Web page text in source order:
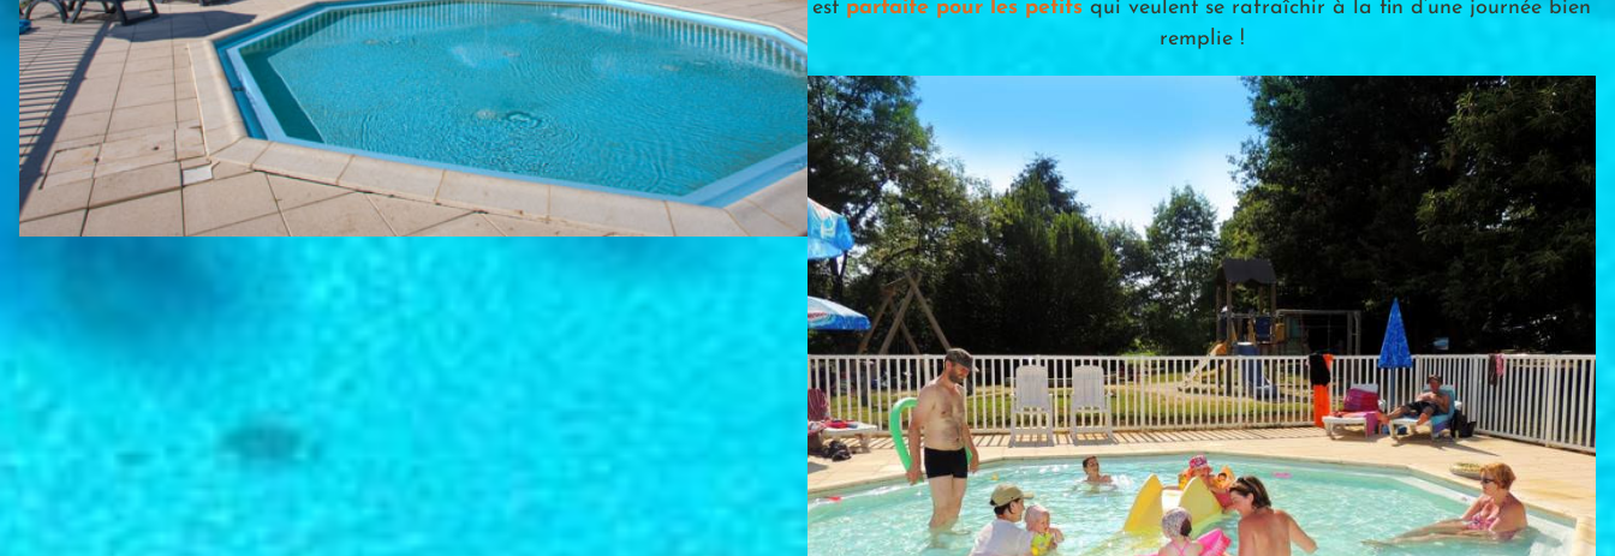
est parfaite pour les petits qui veulent se rafraîchir à la fin d’une journée bien
remplie !